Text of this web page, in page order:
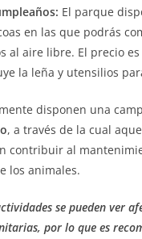
El parque
en las que podrás
al aire libre. El precio
la leña y utensilios
disponen una
, a través de la cual
contribuir al
los animales.
se pueden ver
por lo que es